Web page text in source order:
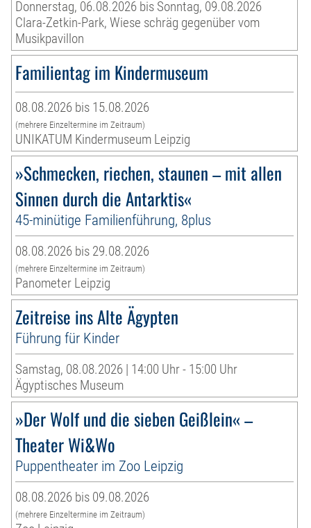
Donnerstag, 06.08.2026 bis Sonntag, 09.08.2026
Clara-Zetkin-Park, Wiese schräg gegenüber vom
Musikpavillon
Familientag im Kindermuseum
08.08.2026 bis 15.08.2026
(mehrere Einzeltermine im Zeitraum)
UNIKATUM Kindermuseum Leipzig
»Schmecken, riechen, staunen – mit allen
Sinnen durch die Antarktis«
45-minütige Familienführung, 8plus
08.08.2026 bis 29.08.2026
(mehrere Einzeltermine im Zeitraum)
Panometer Leipzig
Zeitreise ins Alte Ägypten
Führung für Kinder
Samstag, 08.08.2026 | 14:00 Uhr - 15:00 Uhr
Ägyptisches Museum
»Der Wolf und die sieben Geißlein« –
Theater Wi&Wo
Puppentheater im Zoo Leipzig
08.08.2026 bis 09.08.2026
(mehrere Einzeltermine im Zeitraum)